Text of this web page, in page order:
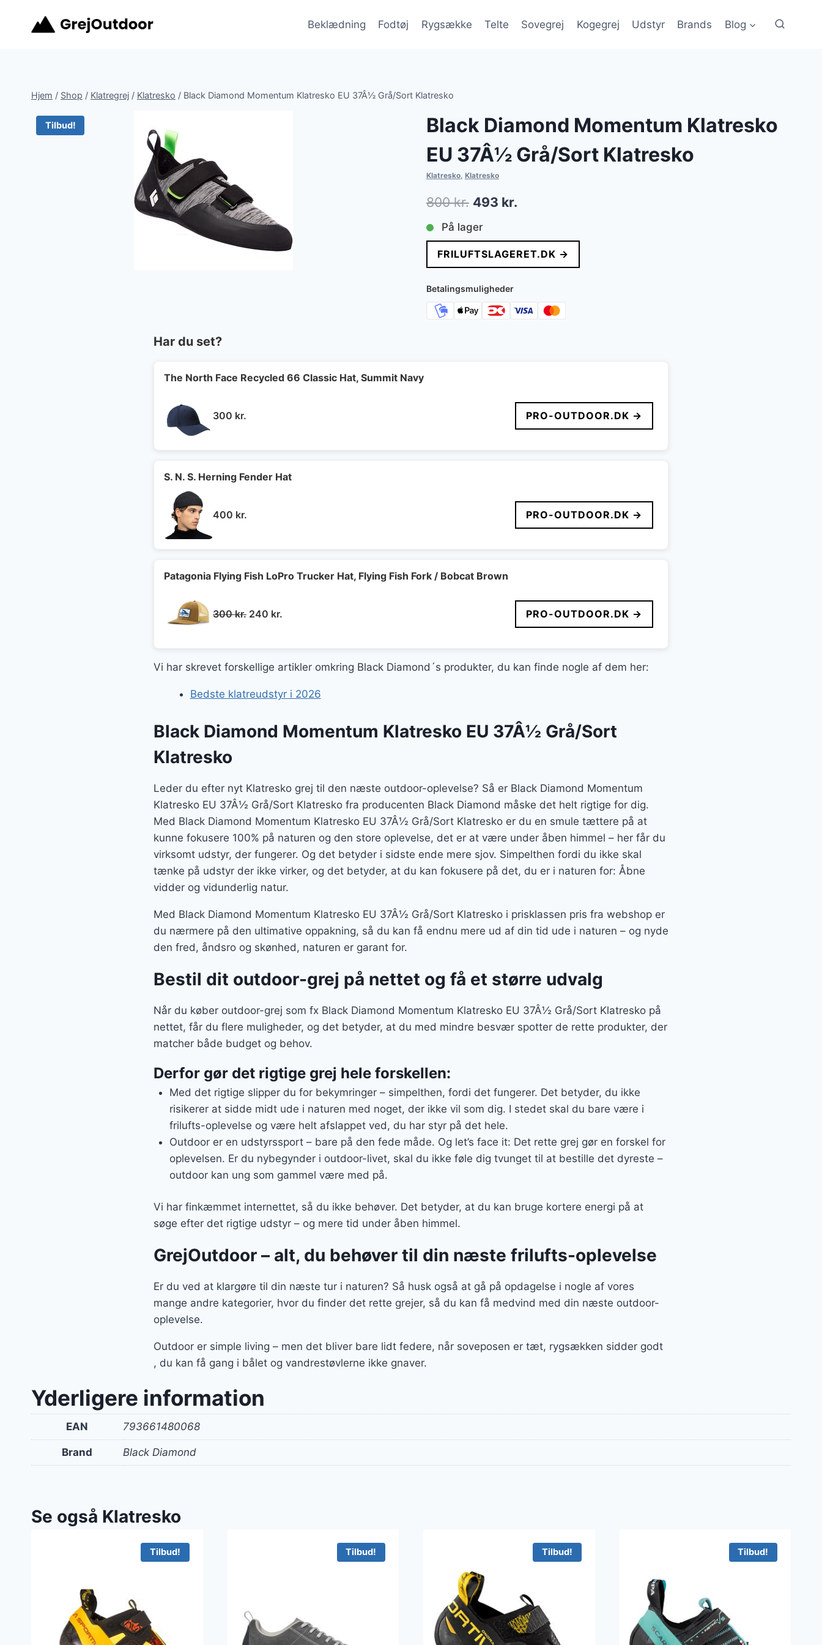
Beklædning Fodtøj Rygsække Telte Sovegrej Kogegrej Udstyr Brands Blog
Hjem / Shop / Klatregrej / Klatresko / Black Diamond Momentum Klatresko EU 37Â½ Grå/Sort Klatresko
Tilbud!
Black Diamond Momentum Klatresko
EU 37Â½ Grå/Sort Klatresko
Klatresko, Klatresko
800kr. Den
oprindelige
pris
var:
800 kr..
493 kr.Den
pris
er:
På lager
FRILUFTSLAGERET.DK →
Betalingsmuligheder
Har du set?
The North Face Recycled 66 Classic Hat, Summit Navy
300 kr. PRO-OUTDOOR.DK →
S. N. S. Herning Fender Hat
400 kr. PRO-OUTDOOR.DK →
Patagonia Flying Fish LoPro Trucker Hat, Flying Fish Fork / Bobcat Brown
300kr. Den
300 kr..
240 kr.
240 kr..
PRO-OUTDOOR.DK →
Vi har skrevet forskellige artikler omkring Black Diamond´s produkter, du kan finde nogle af dem her:
Bedste klatreudstyr i 2026
Black Diamond Momentum Klatresko EU 37Â½ Grå/Sort
Klatresko
Leder du efter nyt Klatresko grej til den næste outdoor-oplevelse? Så er Black Diamond Momentum
Klatresko EU 37Â½ Grå/Sort Klatresko fra producenten Black Diamond måske det helt rigtige for dig.
Med Black Diamond Momentum Klatresko EU 37Â½ Grå/Sort Klatresko er du en smule tættere på at
kunne fokusere 100% på naturen og den store oplevelse, det er at være under åben himmel – her får du
virksomt udstyr, der fungerer. Og det betyder i sidste ende mere sjov. Simpelthen fordi du ikke skal
tænke på udstyr der ikke virker, og det betyder, at du kan fokusere på det, du er i naturen for: Åbne
vidder og vidunderlig natur.
Med Black Diamond Momentum Klatresko EU 37Â½ Grå/Sort Klatresko i prisklassen pris fra webshop er
du nærmere på den ultimative oppakning, så du kan få endnu mere ud af din tid ude i naturen – og nyde
den fred, åndsro og skønhed, naturen er garant for.
Bestil dit outdoor-grej på nettet og få et større udvalg
Når du køber outdoor-grej som fx Black Diamond Momentum Klatresko EU 37Â½ Grå/Sort Klatresko på
nettet, får du flere muligheder, og det betyder, at du med mindre besvær spotter de rette produkter, der
matcher både budget og behov.
Derfor gør det rigtige grej hele forskellen:
Med det rigtige slipper du for bekymringer – simpelthen, fordi det fungerer. Det betyder, du ikke
risikerer at sidde midt ude i naturen med noget, der ikke vil som dig. I stedet skal du bare være i
frilufts-oplevelse og være helt afslappet ved, du har styr på det hele.
Outdoor er en udstyrssport – bare på den fede måde. Og let’s face it: Det rette grej gør en forskel for
oplevelsen. Er du nybegynder i outdoor-livet, skal du ikke føle dig tvunget til at bestille det dyreste –
outdoor kan ung som gammel være med på.
Vi har finkæmmet internettet, så du ikke behøver. Det betyder, at du kan bruge kortere energi på at
søge efter det rigtige udstyr – og mere tid under åben himmel.
GrejOutdoor – alt, du behøver til din næste frilufts-oplevelse
Er du ved at klargøre til din næste tur i naturen? Så husk også at gå på opdagelse i nogle af vores
mange andre kategorier, hvor du finder det rette grejer, så du kan få medvind med din næste outdoor-
oplevelse.
Outdoor er simple living – men det bliver bare lidt federe, når soveposen er tæt, rygsækken sidder godt
, du kan få gang i bålet og vandrestøvlerne ikke gnaver.
Yderligere information
EAN 793661480068
Brand Black Diamond
Se også Klatresko
Tilbud! Tilbud! Tilbud! Tilbud!